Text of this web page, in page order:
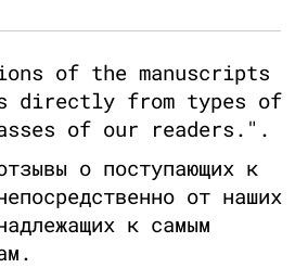
of the manuscripts
directly from types of
of our readers.".
о поступающих к
от наших
к самым